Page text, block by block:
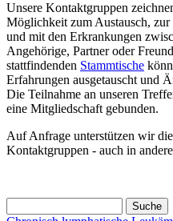
Unsere Kontaktgruppen
Möglichkeit zum Austausch,
und mit den Erkrankungen
Angehörige, Partner oder
stattfindenden Stammtische
Erfahrungen ausgetauscht und
Die Teilnahme an unseren
eine Mitgliedschaft gebunden.
Auf Anfrage unterstützen wir
Kontaktgruppen - auch in